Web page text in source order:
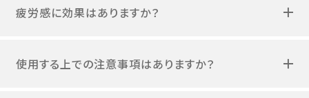
疲労感に効果はありますか？
使用する上での注意事項はありますか？